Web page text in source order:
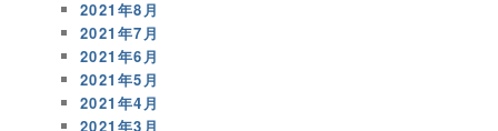
2021年8月
2021年7月
2021年6月
2021年5月
2021年4月
2021年3月